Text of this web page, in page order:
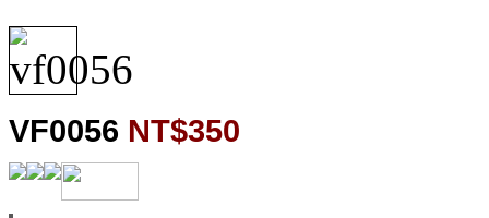
VF0056 NT$350